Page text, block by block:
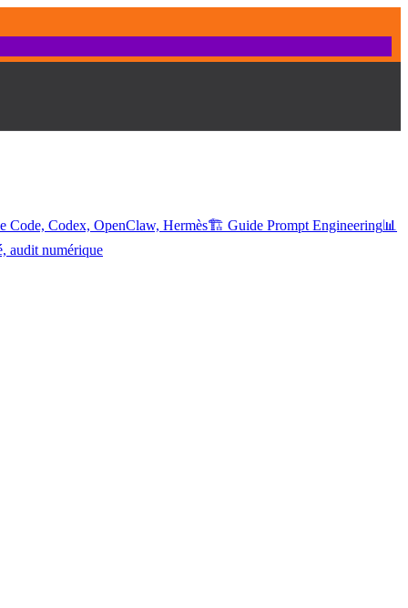
Code, Codex, OpenClaw, Hermès🏗️ Guide Prompt Engineering📊
audit numérique